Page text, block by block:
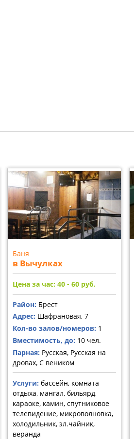
Баня
в Вычулках
Цена за час: 40 - 60 руб.
Район: Брест
Адрес: Шафрановая, 7
Кол-во залов/номеров: 1
Вместимость, до: 10 чел.
Парная: Русская, Русская на
дровах, С веником
Услуги: бассейн, комната
отдыха, мангал, бильярд,
караоке, камин, спутниковое
телевидение, микроволновка,
холодильник, эл.чайник,
веранда